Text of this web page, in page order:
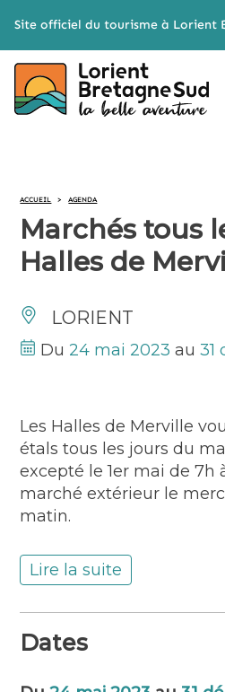
Site officiel du tourisme à Lorient
ACCUEIL > AGENDA
Marchés tous
Halles de
LORIENT
Du24 mai 2023 au31
Les Halles de Merville
étals tous les jours du
excepté le 1er mai de 7h
marché extérieur le
matin.
Lire la suite
Dates